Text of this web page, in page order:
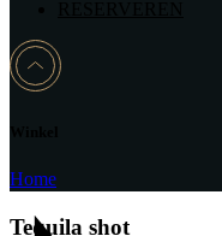
Home
Tequila shot